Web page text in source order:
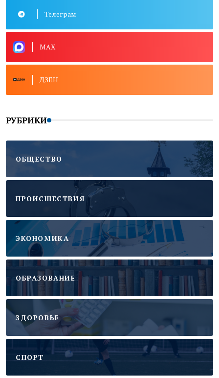
Телеграм
MAX
ДЗЕН
РУБРИКИ
ОБЩЕСТВО
ПРОИСШЕСТВИЯ
ЭКОНОМИКА
ОБРАЗОВАНИЕ
ЗДОРОВЬЕ
CПОРТ